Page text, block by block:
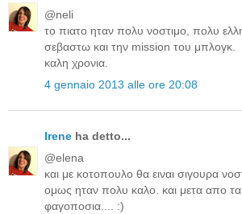
@neli
το πιατο ηταν πολυ νοστιμο, πολυ
σεβαστω και την mission του μπλογκ.
καλη χρονια.
4 gennaio 2013 alle ore 20:08
Irene ha detto...
@elena
και με κοτοπουλο θα ειναι σιγουρα
ομως ηταν πολυ καλο. και μετα απο τα
φαγοποσια.... :)